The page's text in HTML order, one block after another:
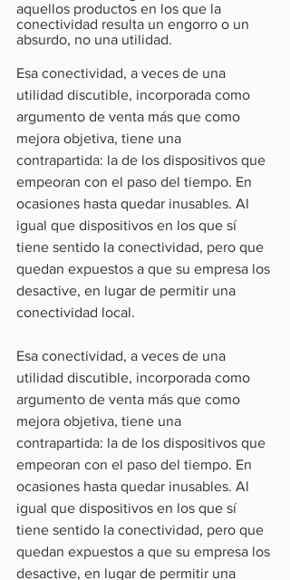
aquellos productos en los que la
conectividad resulta un engorro o un
absurdo, no una utilidad.
Esa conectividad, a veces de una
utilidad discutible, incorporada como
argumento de venta más que como
mejora objetiva, tiene una
contrapartida: la de los dispositivos que
empeoran con el paso del tiempo. En
ocasiones hasta quedar inusables. Al
igual que dispositivos en los que sí
tiene sentido la conectividad, pero que
quedan expuestos a que su empresa los
desactive, en lugar de permitir una
conectividad local.
Esa conectividad, a veces de una
utilidad discutible, incorporada como
argumento de venta más que como
mejora objetiva, tiene una
contrapartida: la de los dispositivos que
empeoran con el paso del tiempo. En
ocasiones hasta quedar inusables. Al
igual que dispositivos en los que sí
tiene sentido la conectividad, pero que
quedan expuestos a que su empresa los
desactive, en lugar de permitir una